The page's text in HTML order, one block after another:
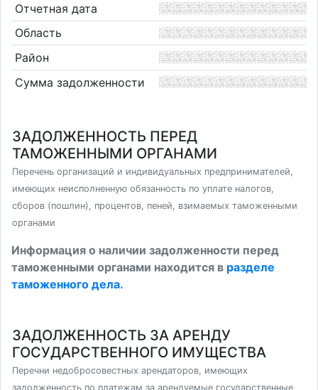
Отчетная дата
Область
Район
Сумма задолженности
ЗАДОЛЖЕННОСТЬ ПЕРЕД
ТАМОЖЕННЫМИ ОРГАНАМИ
Перечень организаций и индивидуальных предпринимателей,
имеющих неисполненную обязанность по уплате налогов,
сборов (пошлин), процентов, пеней, взимаемых таможенными
органами
Информация о наличии задолженности перед
таможенными органами находится в разделе
таможенного дела.
ЗАДОЛЖЕННОСТЬ ЗА АРЕНДУ
ГОСУДАРСТВЕННОГО ИМУЩЕСТВА
Перечни недобросовестных арендаторов, имеющих
задолженность по платежам за арендуемые государственные